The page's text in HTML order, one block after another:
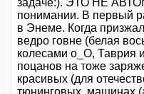
задаче:). ЭТО НЕ
понимании. В первый
в Энеме. Когда
ведро говне (белая
колесами o_O,
поцанов на тоже
красивых (для
тюнинговых машинах